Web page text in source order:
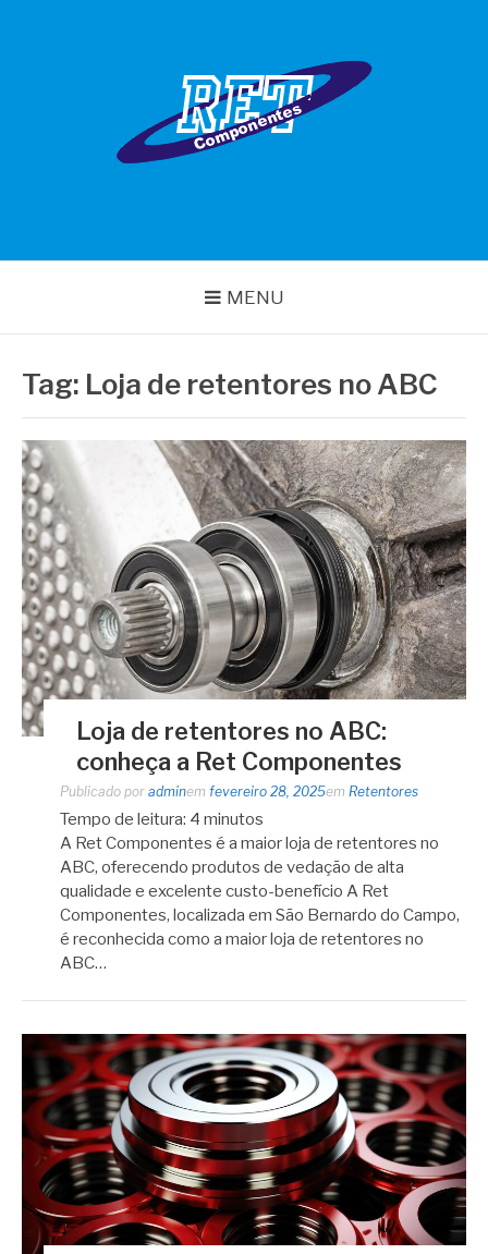
MENU
Tag: Loja de retentores no ABC
Loja de retentores no ABC:
conheça a Ret Componentes
Publicado por adminem fevereiro 28, 2025em Retentores
Tempo de leitura: 4 minutos
A Ret Componentes é a maior loja de retentores no
ABC, oferecendo produtos de vedação de alta
qualidade e excelente custo-benefício A Ret
Componentes, localizada em São Bernardo do Campo,
é reconhecida como a maior loja de retentores no
ABC…